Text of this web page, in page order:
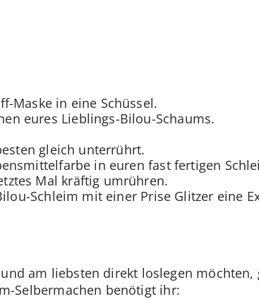
Maske in eine Schüssel.
eures Lieblings-Bilou-Schaums.
gleich unterrührt.
in euren fast fertigen
Mal kräftig umrühren.
Schleim mit einer Prise Glitzer eine
am liebsten direkt loslegen möchten,
Selbermachen benötigt ihr: